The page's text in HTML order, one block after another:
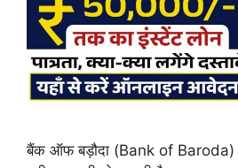
बैंक ऑफ बड़ौदा (Bank of Baroda)